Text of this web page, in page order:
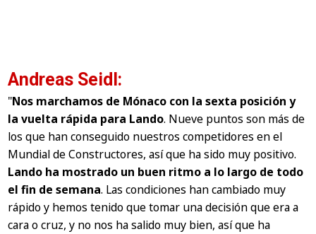
Andreas Seidl:
"Nos marchamos de Mónaco con la sexta posición y
la vuelta rápida para Lando. Nueve puntos son más de
los que han conseguido nuestros competidores en el
Mundial de Constructores, así que ha sido muy positivo.
Lando ha mostrado un buen ritmo a lo largo de todo
el fin de semana. Las condiciones han cambiado muy
rápido y hemos tenido que tomar una decisión que era a
cara o cruz, y no nos ha salido muy bien, así que ha